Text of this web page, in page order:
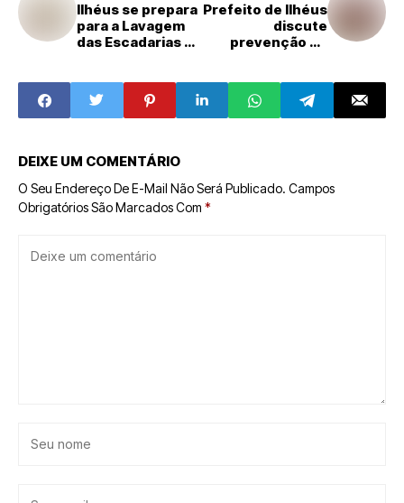
Ilhéus se prepara
para a Lavagem
das Escadarias da
Prefeito de Ilhéus
discute
prevenção de
Defesa Civil
Nacional
DEIXE UM COMENTÁRIO
O Seu Endereço De E-Mail Não Será Publicado. Campos
Obrigatórios São Marcados Com *